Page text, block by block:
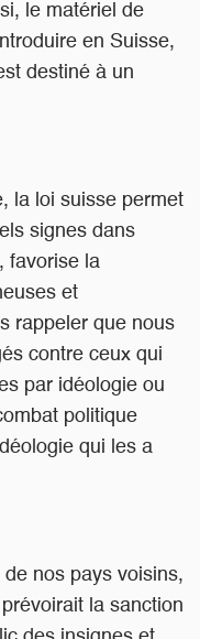
le matériel de
en Suisse,
destiné à un
la loi suisse permet
signes dans
favorise la
et
rappeler que nous
contre ceux qui
par idéologie ou
politique
qui les a
de nos pays voisins,
la sanction